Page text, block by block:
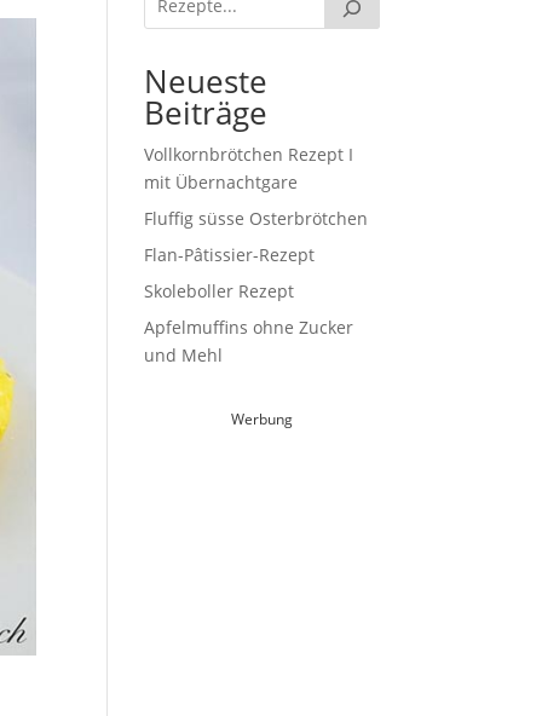
Neueste
Beiträge
Vollkornbrötchen Rezept I
mit Übernachtgare
Fluffig süsse Osterbrötchen
Flan-Pâtissier-Rezept
Skoleboller Rezept
Apfelmuffins ohne Zucker
und Mehl
Werbung